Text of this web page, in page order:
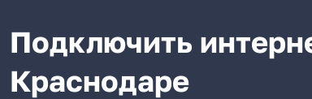
Подключить
Краснодаре